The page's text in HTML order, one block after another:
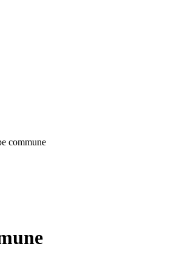
commune